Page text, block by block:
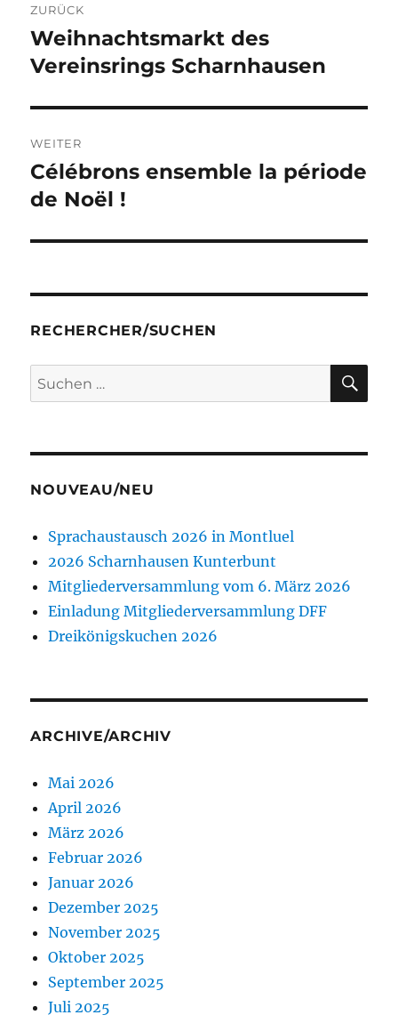
ZURÜCK
Vorheriger
Beitrag:
Weihnachtsmarkt des
Vereinsrings Scharnhausen
WEITER
Nächster
Beitrag:
Célébrons ensemble la période
de Noël !
RECHERCHER/SUCHEN
Suchen
nach:
NOUVEAU/NEU
Sprachaustausch 2026 in Montluel
2026 Scharnhausen Kunterbunt
Mitgliederversammlung vom 6. März 2026
Einladung Mitgliederversammlung DFF
Dreikönigskuchen 2026
ARCHIVE/ARCHIV
Mai 2026
April 2026
März 2026
Februar 2026
Januar 2026
Dezember 2025
November 2025
Oktober 2025
September 2025
Juli 2025